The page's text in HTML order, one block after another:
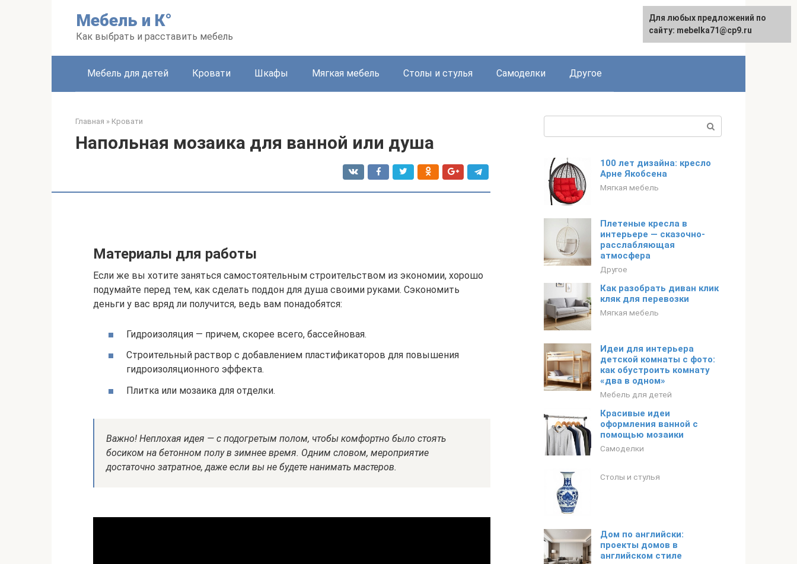
Мебель и К°
Как выбрать и расставить мебель
Мебель для детей Кровати Шкафы Мягкая мебель Столы и стулья Самоделки Другое
Главная » Кровати
Напольная мозаика для ванной или душа
Материалы для работы
Если же вы хотите заняться самостоятельным строительством из экономии, хорошо
подумайте перед тем, как сделать поддон для душа своими руками. Сэкономить
деньги у вас вряд ли получится, ведь вам понадобятся:
Гидроизоляция — причем, скорее всего, бассейновая.
Строительный раствор с добавлением пластификаторов для повышения
гидроизоляционного эффекта.
Плитка или мозаика для отделки.
Важно! Неплохая идея — с подогретым полом, чтобы комфортно было стоять
босиком на бетонном полу в зимнее время. Одним словом, мероприятие
достаточно затратное, даже если вы не будете нанимать мастеров.
100 лет дизайна: кресло
Арне Якобсена
Мягкая мебель
Плетеные кресла в
интерьере — сказочно-
расслабляющая
атмосфера
Другое
Как разобрать диван клик
кляк для перевозки
Мягкая мебель
Идеи для интерьера
детской комнаты с фото:
как обустроить комнату
«два в одном»
Мебель для детей
Красивые идеи
оформления ванной с
помощью мозаики
Самоделки
Столы и стулья
Дом по английски:
проекты домов в
английском стиле
Для любых предложений по
сайту: mebelka71@cp9.ru